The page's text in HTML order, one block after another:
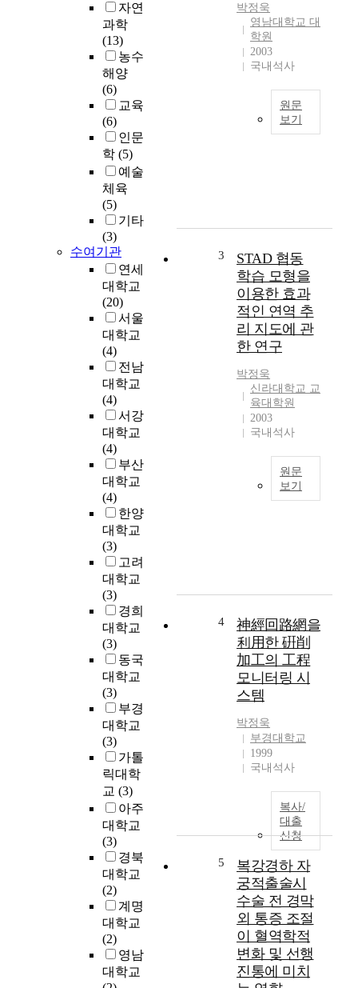
자연
과학
(13)
농수
해양
(6)
교육
(6)
인문
학 (5)
예술
체육
(5)
기타
(3)
수여기관
연세
대학교
(20)
서울
대학교
(4)
전남
대학교
(4)
서강
대학교
(4)
부산
대학교
(4)
한양
대학교
(3)
고려
대학교
(3)
경희
대학교
(3)
동국
대학교
(3)
부경
대학교
(3)
가톨
릭대학
교 (3)
아주
대학교
(3)
경북
대학교
(2)
계명
대학교
(2)
영남
대학교
박정욱
영남대학교 대
학원
2003
국내석사
원문
보기
3
STAD 협동
학습 모형을
이용한 효과
적인 연역 추
리 지도에 관
한 연구
박정욱
신라대학교 교
육대학원
2003
국내석사
원문
보기
4
神經回路網을
利用한 硏削
加工의 工程
모니터링 시
스템
박정욱
부경대학교
1999
국내석사
복사/
대출
신청
5
복강경하 자
궁적출술시
수술 전 경막
외 통증 조절
이 혈역학적
변화 및 선행
진통에 미치